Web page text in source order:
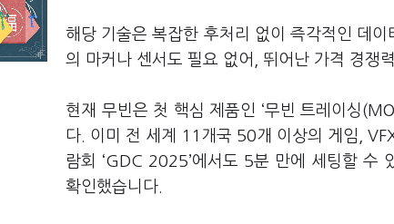
해당 기술은 복잡한 후처리 없이 즉각적인 데
의 마커나 센서도 필요 없어, 뛰어난 가격 경쟁
현재 무빈은 첫 핵심 제품인 ‘무빈 트레이싱
다. 이미 전 세계 11개국 50개 이상의 게임,
람회 ‘GDC 2025’에서도 5분 만에 세팅할 수
확인했습니다.